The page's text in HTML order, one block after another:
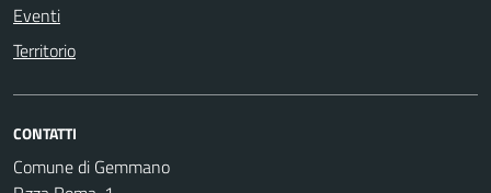
Eventi
Territorio
CONTATTI
Comune di Gemmano